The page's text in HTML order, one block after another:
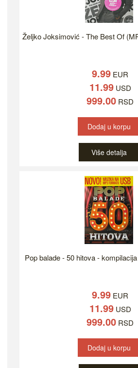
Željko Joksimović - The Best Of
9.99 EUR
11.99USD
999.00 RSD
Dodaj u korpu
Više detalja
Pop balade - 50 hitova -
9.99 EUR
11.99USD
999.00 RSD
Dodaj u korpu